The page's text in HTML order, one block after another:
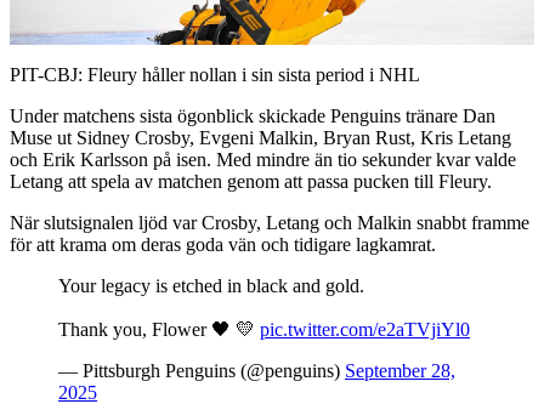
Video
PIT-CBJ: Fleury håller nollan i sin sista period i NHL
Under matchens sista ögonblick skickade Penguins tränare Dan
Muse ut Sidney Crosby, Evgeni Malkin, Bryan Rust, Kris Letang
och Erik Karlsson på isen. Med mindre än tio sekunder kvar valde
Letang att spela av matchen genom att passa pucken till Fleury.
När slutsignalen ljöd var Crosby, Letang och Malkin snabbt framme
för att krama om deras goda vän och tidigare lagkamrat.
Your legacy is etched in black and gold.
Thank you, Flower 🖤 💛 pic.twitter.com/e2aTVjiYl0
— Pittsburgh Penguins (@penguins) September 28,
2025